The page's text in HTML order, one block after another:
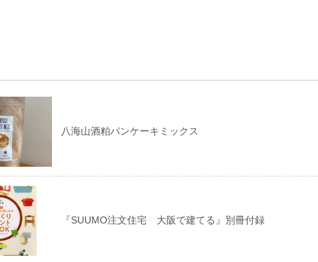
八海山酒粕パンケーキミックス
『SUUMO注文住宅 大阪で建てる』別冊付録